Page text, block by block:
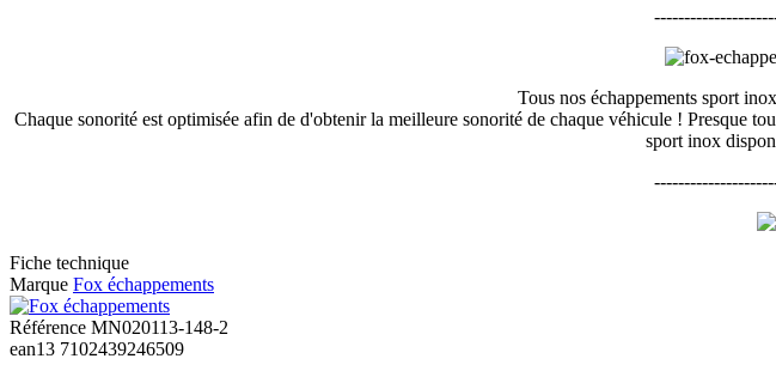
Tous nos échappements sport inox
Chaque sonorité est optimisée afin de d'obtenir la meilleure sonorité de chaque véhicule ! Presque
sport inox
Fiche technique
Marque Fox échappements
Référence MN020113-148-2
ean13 7102439246509